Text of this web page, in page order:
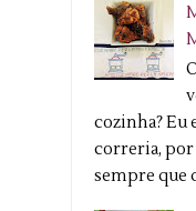
cozinha? Eu
correria, por
sempre que